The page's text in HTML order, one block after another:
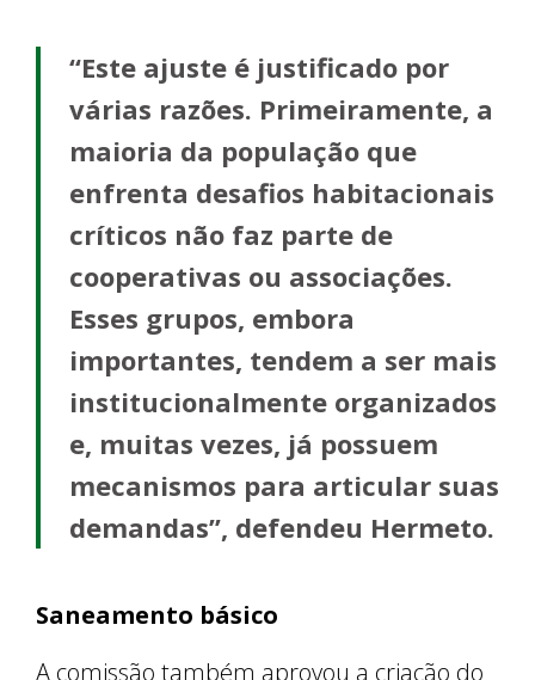
“Este ajuste é justificado por
várias razões. Primeiramente, a
maioria da população que
enfrenta desafios habitacionais
críticos não faz parte de
cooperativas ou associações.
Esses grupos, embora
importantes, tendem a ser mais
institucionalmente organizados
e, muitas vezes, já possuem
mecanismos para articular suas
demandas”, defendeu Hermeto.
Saneamento básico
A comissão também aprovou a criação do